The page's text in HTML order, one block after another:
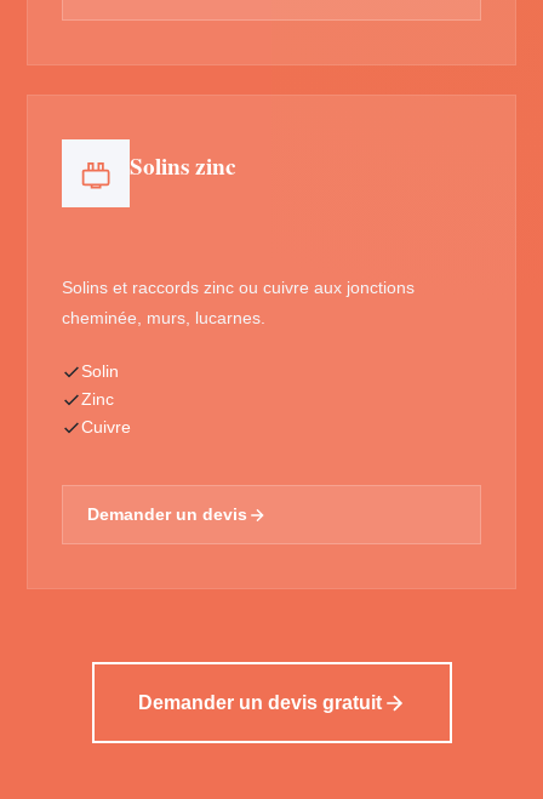
Solins zinc
Solins et raccords zinc ou cuivre aux jonctions
cheminée, murs, lucarnes.
Solin
Zinc
Cuivre
Demander un devis
Demander un devis gratuit